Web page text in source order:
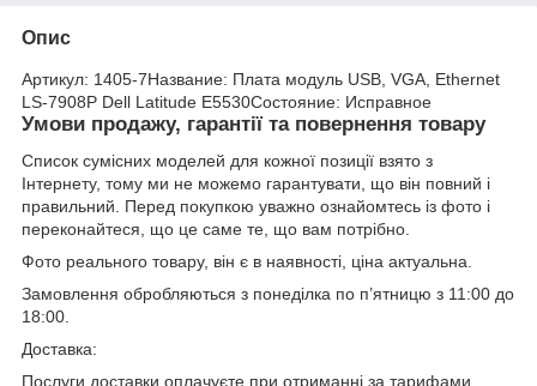
Опис
Артикул: 1405-7Название: Плата модуль USB, VGA, Ethernet
LS-7908P Dell Latitude E5530Состояние: Исправное
Умови продажу, гарантії та повернення товару
Список сумісних моделей для кожної позиції взято з
Інтернету, тому ми не можемо гарантувати, що він повний і
правильний. Перед покупкою уважно ознайомтесь із фото і
переконайтеся, що це саме те, що вам потрібно.
Фото реального товару, він є в наявності, ціна актуальна.
Замовлення обробляються з понеділка по п’ятницю з 11:00 до
18:00.
Доставка:
Послуги доставки оплачуєте при отриманні за тарифами